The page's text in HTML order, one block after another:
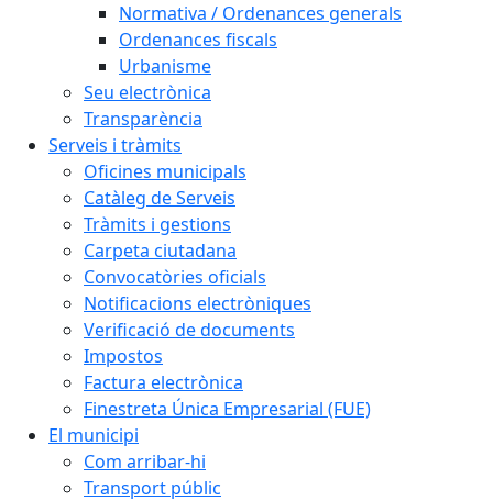
Normativa / Ordenances generals
Ordenances fiscals
Urbanisme
Seu electrònica
Transparència
Serveis i tràmits
Oficines municipals
Catàleg de Serveis
Tràmits i gestions
Carpeta ciutadana
Convocatòries oficials
Notificacions electròniques
Verificació de documents
Impostos
Factura electrònica
Finestreta Única Empresarial (FUE)
El municipi
Com arribar-hi
Transport públic